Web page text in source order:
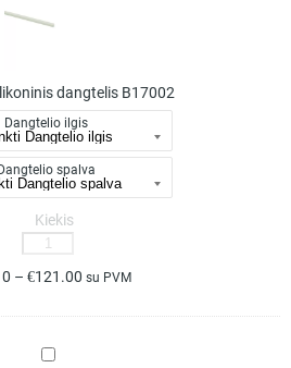
dangtelis
dangtelis B17002
Dangtelio ilgis
Dangtelio spalva
Kiekis
produkto
BENCO-
dangtelis
– €121.00 su PVM
ROGER